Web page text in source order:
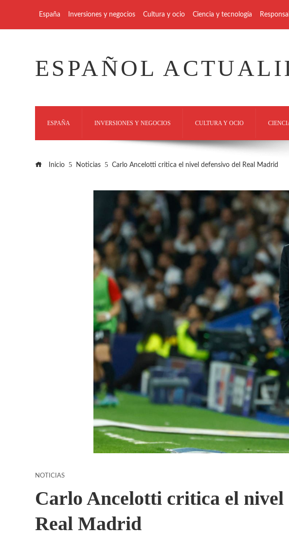
España Inversiones y negocios Cultura y ocio Ciencia y tecnología
ESPAÑOL
ESPAÑA INVERSIONES Y NEGOCIOS CULTURA Y OCIO
Inicio Noticias Carlo Ancelotti critica el nivel defensivo del Real Madrid
NOTICIAS
Carlo Ancelotti critica el nivel
Real Madrid